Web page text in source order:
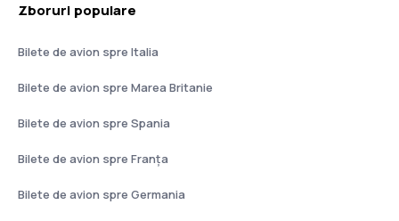
Zboruri populare
Bilete de avion spre Italia
Bilete de avion spre Marea Britanie
Bilete de avion spre Spania
Bilete de avion spre Franţa
Bilete de avion spre Germania